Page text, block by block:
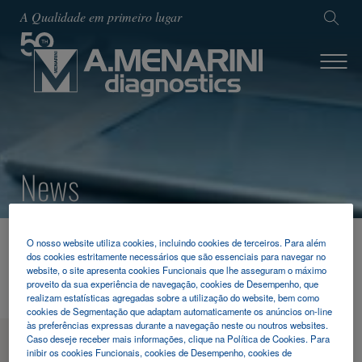
A Qualidade em primeiro lugar
News
HOME NOTICIAS & EVENTOS
2022
ECCMID 2022
MENU
O nosso website utiliza cookies, incluindo cookies de terceiros. Para além
dos cookies estritamente necessários que são essenciais para navegar no
website, o site apresenta cookies Funcionais que lhe asseguram o máximo
proveito da sua experiência de navegação, cookies de Desempenho, que
realizam estatísticas agregadas sobre a utilização do website, bem como
cookies de Segmentação que adaptam automaticamente os anúncios on-line
às preferências expressas durante a navegação neste ou noutros websites.
Caso deseje receber mais informações, clique na Política de Cookies. Para
inibir os cookies Funcionais, cookies de Desempenho, cookies de